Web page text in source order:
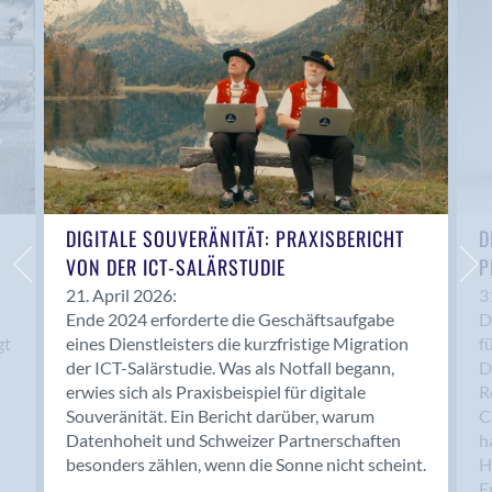
Anwil
Appenzell
Au SG
Baar
Baden
Balsthal
Balzers
Basel
Bassersdorf
Belp
Bendern
Benken (SG)
Bergdietikon
Berlin
Bern
Bern - Liebefeld
DIGITALE SOUVERÄNITÄT: PRAXISBERICHT
VON DER ICT-SALÄRSTUDIE
21. April 2026:
Ende 2024 erforderte die Geschäftsaufgabe
eines Dienstleisters die kurzfristige Migration
der ICT-Salärstudie. Was als Notfall begann,
erwies sich als Praxisbeispiel für digitale
Souveränität. Ein Bericht darüber, warum
Datenhoheit und Schweizer Partnerschaften
besonders zählen, wenn die Sonne nicht scheint.